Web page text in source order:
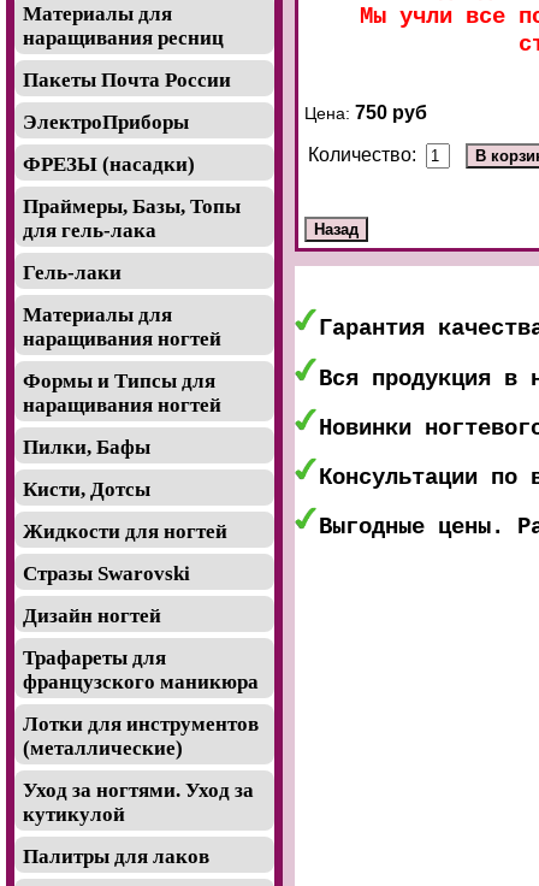
Материалы для
наращивания ресниц
Пакеты Почта России
ЭлектроПриборы
ФРЕЗЫ (насадки)
Праймеры, Базы, Топы
для гель-лака
Гель-лаки
Материалы для
наращивания ногтей
Формы и Типсы для
наращивания ногтей
Пилки, Бафы
Кисти, Дотсы
Жидкости для ногтей
Стразы Swarovski
Дизайн ногтей
Трафареты для
французского маникюра
Лотки для инструментов
(металлические)
Уход за ногтями. Уход за
кутикулой
Палитры для лаков
Мы учли все
Цена: 750 руб
Количество:
Гарантия
Вся продукция в
Новинки
Консультации по
Выгодные цены.